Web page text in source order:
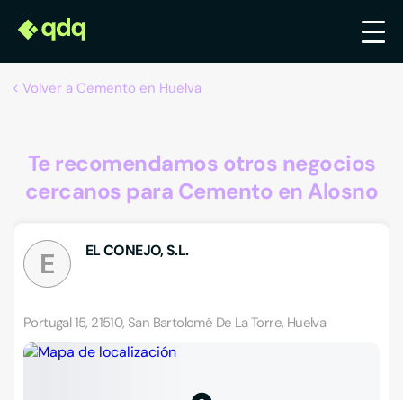
Volver a Cemento en Huelva
Te recomendamos otros negocios
cercanos para Cemento en Alosno
E EL CONEJO, S.L.
Portugal 15, 21510, San Bartolomé De La Torre, Huelva